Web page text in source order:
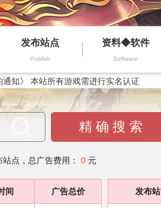
发布站点
Publish
资料◆软件
Software
知》 本站所有游戏需进行实名认证
精 确 搜 索
站点，总广告费用： 0 元
间 广告总价 发布站